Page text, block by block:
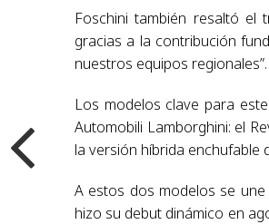
Foschini también resaltó el
gracias a la contribución
nuestros equipos regionales”.
Los modelos clave para
Automobili Lamborghini: el
la versión híbrida enchufable
A estos dos modelos se une
hizo su debut dinámico en